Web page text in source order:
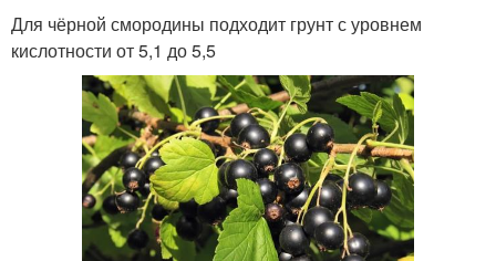
Для чёрной смородины подходит грунт с уровнем
кислотности от 5,1 до 5,5